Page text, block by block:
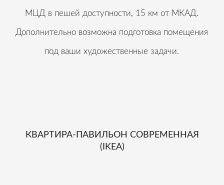
МЦД в пешей доступности, 15 км от МКАД.
Дополнительно возможна подготовка помещения
под ваши художественные задачи.
КВАРТИРА-ПАВИЛЬОН СОВРЕМЕННАЯ
(IKEA)